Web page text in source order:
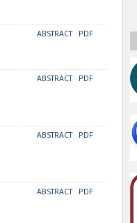
ABSTRACT PDF
ABSTRACT PDF
ABSTRACT PDF
ABSTRACT PDF